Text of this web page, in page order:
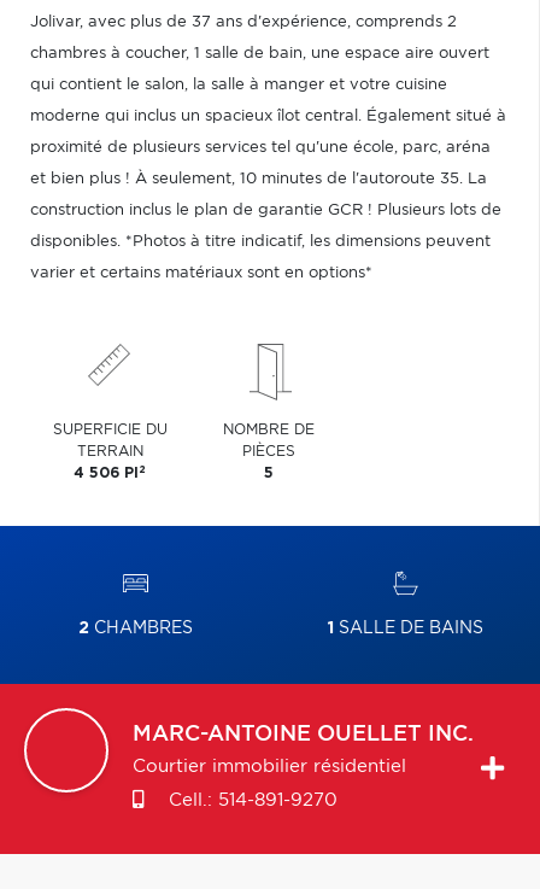
Jolivar, avec plus de 37 ans d'expérience, comprends 2
chambres à coucher, 1 salle de bain, une espace aire ouvert
qui contient le salon, la salle à manger et votre cuisine
moderne qui inclus un spacieux îlot central. Également situé à
proximité de plusieurs services tel qu'une école, parc, aréna
et bien plus ! À seulement, 10 minutes de l'autoroute 35. La
construction inclus le plan de garantie GCR ! Plusieurs lots de
disponibles. *Photos à titre indicatif, les dimensions peuvent
varier et certains matériaux sont en options*
SUPERFICIE DU
TERRAIN
4 506 PI 2
NOMBRE DE
PIÈCES
5
2CHAMBRES 1 SALLE DE BAINS
MARC-ANTOINE OUELLET INC.
Courtier immobilier résidentiel
Cell.: 514-891-9270